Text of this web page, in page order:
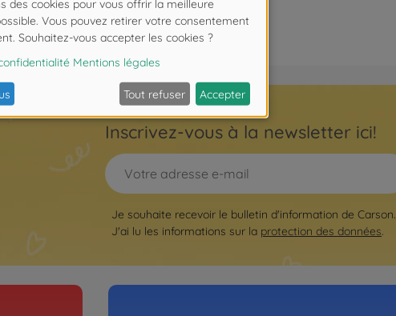
Inscrivez-vous à la newsletter ici!
Je souhaite recevoir le bulletin d'information de Carson.
J'ai lu les informations sur la protection des données.